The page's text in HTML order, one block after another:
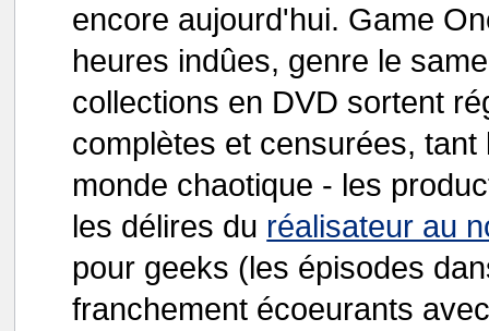
encore aujourd'hui. Game
heures indûes, genre le
collections en DVD sortent
complètes et censurées,
monde chaotique - les
les délires du réalisateur au
pour geeks (les épisodes
franchement écoeurants